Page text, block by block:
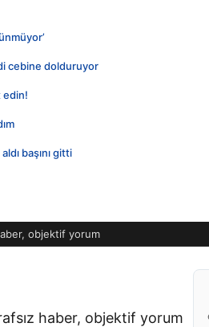
cebine dolduruyor
edin!
başını gitti
objektif yorum
haber, objektif yorum